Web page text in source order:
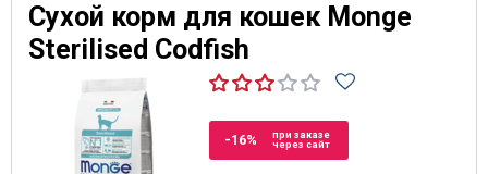
Сухой корм для кошек Monge
Sterilised Codfish
-16%
при заказе
через сайт